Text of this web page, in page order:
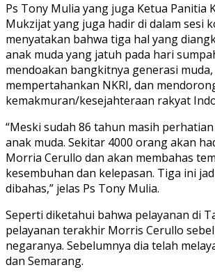
Ps Tony Mulia yang juga Ketua Panitia
Mukzijat yang juga hadir di dalam sesi
menyatakan bahwa tiga hal yang
anak muda yang jatuh pada hari
mendoakan bangkitnya generasi muda,
mempertahankan NKRI, dan
kemakmuran/kesejahteraan rakyat
“Meski sudah 86 tahun masih
anak muda. Sekitar 4000 orang akan
Morria Cerullo dan akan membahas
kesembuhan dan kelepasan. Tiga ini
dibahas,” jelas Ps Tony Mulia.
Seperti diketahui bahwa pelayanan di
pelayanan terakhir Morris Cerullo
negaranya. Sebelumnya dia telah
dan Semarang.